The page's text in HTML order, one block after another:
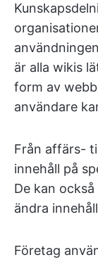
är alla wikis
form av
användare
Från affärs-
innehåll på
De kan
ändra
Företag